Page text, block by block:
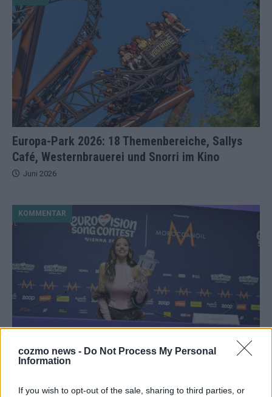
cozmo news - Do Not Process My Personal
Information
If you wish to opt-out of the sale, sharing to third parties, or
Europa-Park 2026: 18 Themenbereiche, Sallys
Café, Westernbrauerei und Snorri im Kino
Juni 2026
ESC 2026: Ein Sieger, der klar überzeugt – und
KOMMENTAR
Mai 2026